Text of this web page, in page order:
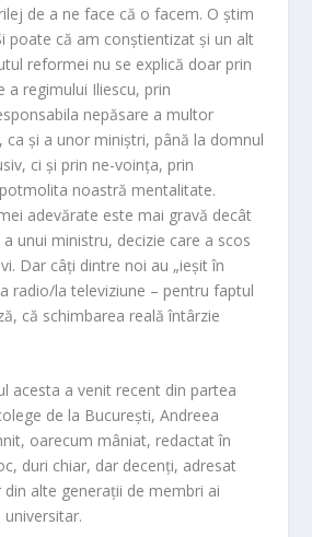
de a ne face că o facem. O știm
poate că am conștientizat și un alt
reformei nu se explică doar prin
a regimului Iliescu, prin
nepăsare a multor
ca și a unor miniștri, până la domnul
ci și prin ne-voința, prin
noastră mentalitate.
adevărate este mai gravă decât
unui ministru, decizie care a scos
Dar câți dintre noi au „ieșit în
radio/la televiziune – pentru faptul
că schimbarea reală întârzie
acesta a venit recent din partea
de la București, Andreea
oarecum mâniat, redactat în
duri chiar, dar decenți, adresat
alte generații de membri ai